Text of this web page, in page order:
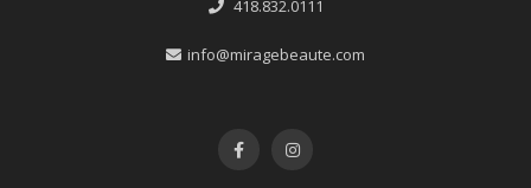
418.832.0111
info@miragebeaute.com